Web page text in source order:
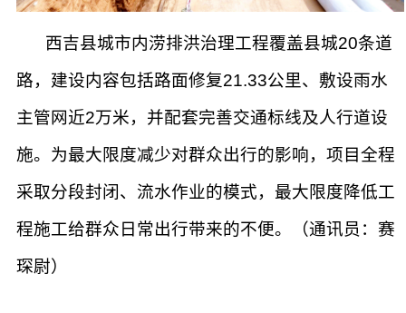
西吉县城市内涝排洪治理工程覆盖县城20条道
路，建设内容包括路面修复21.33公里、敷设雨水
主管网近2万米，并配套完善交通标线及人行道设
施。为最大限度减少对群众出行的影响，项目全程
采取分段封闭、流水作业的模式，最大限度降低工
程施工给群众日常出行带来的不便。（通讯员：赛
琛尉）